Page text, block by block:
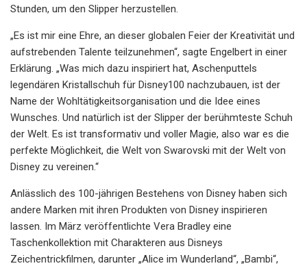
Stunden, um den Slipper herzustellen.
„Es ist mir eine Ehre, an dieser globalen Feier der Kreativität und
aufstrebenden Talente teilzunehmen“, sagte Engelbert in einer
Erklärung. „Was mich dazu inspiriert hat, Aschenputtels
legendären Kristallschuh für Disney100 nachzubauen, ist der
Name der Wohltätigkeitsorganisation und die Idee eines
Wunsches. Und natürlich ist der Slipper der berühmteste Schuh
der Welt. Es ist transformativ und voller Magie, also war es die
perfekte Möglichkeit, die Welt von Swarovski mit der Welt von
Disney zu vereinen.“
Anlässlich des 100-jährigen Bestehens von Disney haben sich
andere Marken mit ihren Produkten von Disney inspirieren
lassen. Im März veröffentlichte Vera Bradley eine
Taschenkollektion mit Charakteren aus Disneys
Zeichentrickfilmen, darunter „Alice im Wunderland“, „Bambi“,